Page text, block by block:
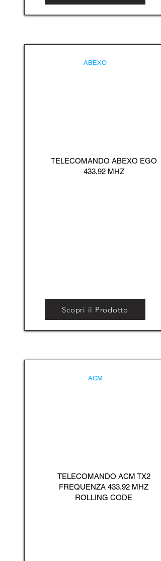
ABEXO
TELECOMANDO ABEXO EGO
433.92 MHZ
Scopri il Prodotto
ACM
TELECOMANDO ACM TX2
FREQUENZA 433.92 MHZ
ROLLING CODE